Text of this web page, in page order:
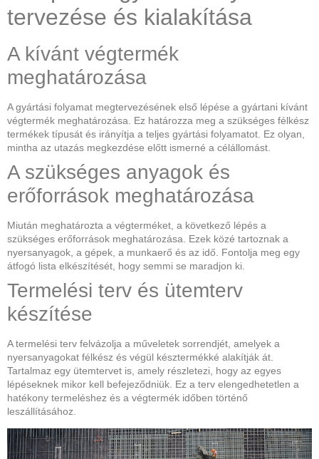
tervezése és kialakítása
A kívánt végtermék
meghatározása
A gyártási folyamat megtervezésének első lépése a gyártani kívánt
végtermék meghatározása. Ez határozza meg a szükséges félkész
termékek típusát és irányítja a teljes gyártási folyamatot. Ez olyan,
mintha az utazás megkezdése előtt ismerné a célállomást.
A szükséges anyagok és
erőforrások meghatározása
Miután meghatározta a végterméket, a következő lépés a
szükséges erőforrások meghatározása. Ezek közé tartoznak a
nyersanyagok, a gépek, a munkaerő és az idő. Fontolja meg egy
átfogó lista elkészítését, hogy semmi se maradjon ki.
Termelési terv és ütemterv
készítése
A termelési terv felvázolja a műveletek sorrendjét, amelyek a
nyersanyagokat félkész és végül késztermékké alakítják át.
Tartalmaz egy ütemtervet is, amely részletezi, hogy az egyes
lépéseknek mikor kell befejeződniük. Ez a terv elengedhetetlen a
hatékony termeléshez és a végtermék időben történő
leszállításához.